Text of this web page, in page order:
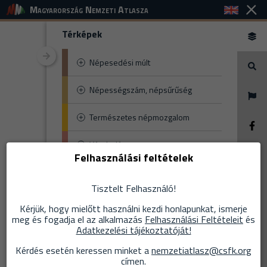
Magyarország Nemzeti Atlasza
Térképek
Népesedési múlt
Népességszám, népsűrűség
Természetes népmozgalom
Vándorlás
Etnikum, nyelv
Vallás
Felhasználási feltételek
Tisztelt Felhasználó!
Kérjük, hogy mielőtt használni kezdi honlapunkat, ismerje
meg és fogadja el az alkalmazás Felhasználási Feltételeit és
Adatkezelési tájékoztatóját!
Kérdés esetén keressen minket anemzetiatlasz@csfk.org
címen.